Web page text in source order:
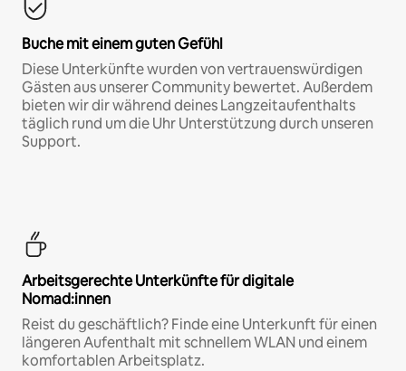
Buche mit einem guten Gefühl
Diese Unterkünfte wurden von vertrauenswürdigen
Gästen aus unserer Community bewertet. Außerdem
bieten wir dir während deines Langzeitaufenthalts
täglich rund um die Uhr Unterstützung durch unseren
Support.
Arbeitsgerechte Unterkünfte für digitale
Nomad:innen
Reist du geschäftlich? Finde eine Unterkunft für einen
längeren Aufenthalt mit schnellem WLAN und einem
komfortablen Arbeitsplatz.